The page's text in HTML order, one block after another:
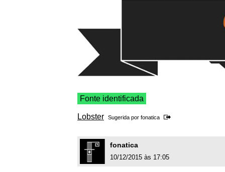
Fonte identificada
Lobster Sugerida por fonatica
fonatica
10/12/2015 às 17:05